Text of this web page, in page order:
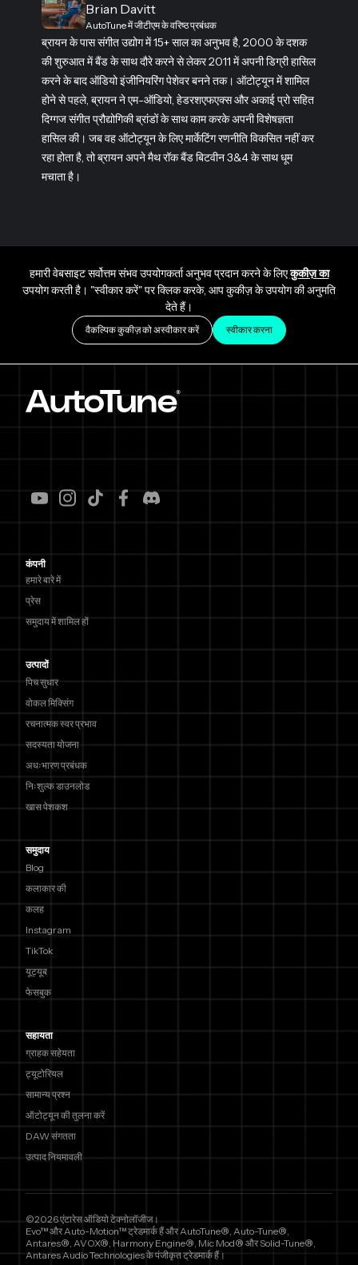
Brian Davitt
AutoTune में जीटीएम के वरिष्ठ प्रबंधक
ब्रायन के पास संगीत उद्योग में 15+ साल का अनुभव है, 2000 के दशक
की शुरुआत में बैंड के साथ दौरे करने से लेकर 2011 में अपनी डिग्री हासिल
करने के बाद ऑडियो इंजीनियरिंग पेशेवर बनने तक। ऑटोट्यून में शामिल
होने से पहले, ब्रायन ने एम-ऑडियो, हेडरशएफएक्स और अकाई प्रो सहित
दिग्गज संगीत प्रौद्योगिकी ब्रांडों के साथ काम करके अपनी विशेषज्ञता
हासिल की। ​​जब वह ऑटोट्यून के लिए मार्केटिंग रणनीति विकसित नहीं कर
रहा होता है, तो ब्रायन अपने मैथ रॉक बैंड बिटवीन 3&4 के साथ धूम
मचाता है।
हमारी वेबसाइट सर्वोत्तम संभव उपयोगकर्ता अनुभव प्रदान करने के लिएकुकीज़ का
उपयोग करती है। "स्वीकार करें" पर क्लिक करके, आप कुकीज़ के उपयोग की अनुमति
देते हैं।
वैकल्पिक कुकीज़ को अस्वीकार करें स्वीकार करना
कंपनी
हमारे बारे में
प्रेस
समुदाय में शामिल हों
उत्पादों
पिच सुधार
वोकल मिक्सिंग
रचनात्मक स्वर प्रभाव
सदस्यता योजना
अधःभारण प्रबंधक
निःशुल्क डाउनलोड
खास पेशकश
समुदाय
Blog
कलाकार की
कलह
Instagram
TikTok
यूट्यूब
फेसबुक
सहायता
ग्राहक सहेयता
ट्यूटोरियल
सामान्य प्रश्न
ऑटोट्यून की तुलना करें
DAW संगतता
उत्पाद नियमावली
©2026 एंटारेस ऑडियो टेक्नोलॉजीज।
Evo™ और Auto-Motion™ ट्रेडमार्क हैं और AutoTune®, Auto-Tune®,
Antares®, AVOX®, Harmony Engine®, Mic Mod® और Solid-Tune®,
Antares Audio Technologies के पंजीकृत ट्रेडमार्क हैं।